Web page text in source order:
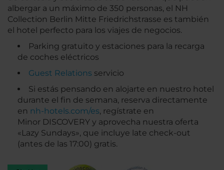
albergar a un máximo de 350 personas, el NH
Collection Berlin Mitte Friedrichstrasse es también
el hotel perfecto para los viajes de negocios.
Parking gratuito y estaciones para la recarga
de coches eléctricos
Guest Relations servicio
Si estás pensando en alojarte en nuestro hotel
durante el fin de semana, reserva directamente
en nh-hotels.com/es, regístrate en
Minor DISCOVERY y aprovecha nuestra oferta
«Lazy Sundays», que incluye late check-out
(antes de las 17:00) gratis.